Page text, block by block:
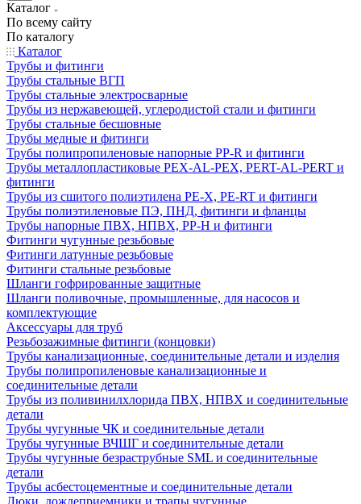
Каталог
По всему сайту
По каталогу
Каталог
Трубы и фитинги
Трубы стальные ВГП
Трубы стальные электросварные
Трубы из нержавеющей, углеродистой стали и фитинги
Трубы стальные бесшовные
Трубы медные и фитинги
Трубы полипропиленовые напорные PP-R и фитинги
Трубы металлопластиковые PEX-AL-PEX, PERT-AL-PERT и
фитинги
Трубы из сшитого полиэтилена PE-X, PE-RT и фитинги
Трубы полиэтиленовые ПЭ, ПНД, фитинги и фланцы
Трубы напорные ПВХ, НПВХ, PP-H и фитинги
Фитинги чугунные резьбовые
Фитинги латунные резьбовые
Фитинги стальные резьбовые
Шланги гофрированные защитные
Шланги поливочные, промышленные, для насосов и
комплектующие
Аксессуары для труб
Резьбозажимные фитинги (концовки)
Трубы канализационные, соединительные детали и изделия
Трубы полипропиленовые канализационные и
соединительные детали
Трубы из поливинилхлорида ПВХ, НПВХ и соединительные
детали
Трубы чугунные ЧК и соединительные детали
Трубы чугунные ВЧШГ и соединительные детали
Трубы чугунные безраструбные SML и соединительные
детали
Трубы асбестоцементные и соединительные детали
Люки, дождеприемники и трапы чугунные